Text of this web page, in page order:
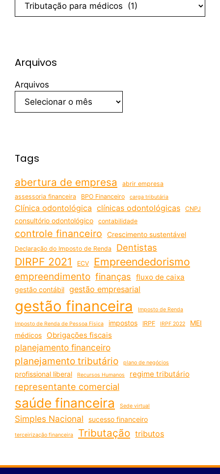
Arquivos
Arquivos
Tags
abertura de empresa
abrir empresa
assessoria financeira
BPO Financeiro carga tributária
Clínica odontológica clínicas odontológicas CNPJ
consultório odontológico contabilidade
controle financeiro Crescimento sustentável
Declaração do Imposto de Renda Dentistas
DIRPF 2021 ECV Empreendedorismo
empreendimento finanças fluxo de caixa
gestão contábil gestão empresarial
gestão financeira Imposto de Renda
Imposto de Renda de Pessoa Física impostos IRPF IRPF 2022
MEI
médicos
Obrigações fiscais
planejamento financeiro
planejamento tributário plano de negócios
profissional liberal Recursos Humanos regime tributário
representante comercial
saúde financeira Sede virtual
Simples Nacional sucesso financeiro
terceirização financeira Tributação tributos